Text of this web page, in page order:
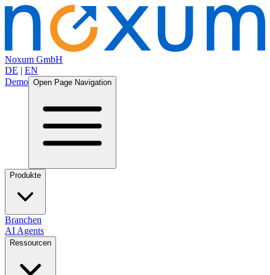
Noxum GmbH
DE | EN
Demo Open Page Navigation
Produkte
Branchen
AI Agents
Ressourcen